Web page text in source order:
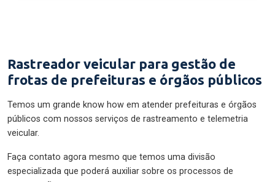
Rastreador veicular para gestão de
frotas de prefeituras e órgãos públicos
Temos um grande know how em atender prefeituras e órgãos
públicos com nossos serviços de rastreamento e telemetria
veicular.
Faça contato agora mesmo que temos uma divisão
especializada que poderá auxiliar sobre os processos de